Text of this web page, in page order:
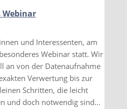
Webinar
und Interessenten, am
Webinar statt. Wir
an von der Datenaufnahme
Verwertung bis zur
Schritten, die leicht
und doch notwendig sind...